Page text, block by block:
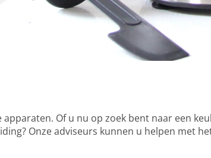
Of u nu op zoek bent naar een
Onze adviseurs kunnen u helpen met